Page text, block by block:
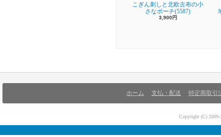
こぎん刺しと北欧古布の小
さなポーチ(5587)
3,900円
ホーム 支払・配送 特定商取引
Copyright (C)